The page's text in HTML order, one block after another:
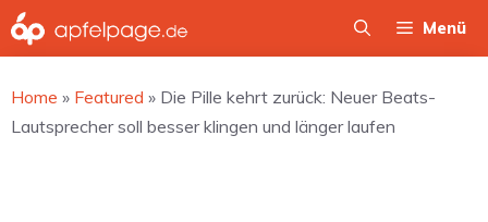
Zum
Inhalt
Menü
Home » Featured » Die Pille kehrt zurück: Neuer Beats-
Lautsprecher soll besser klingen und länger laufen